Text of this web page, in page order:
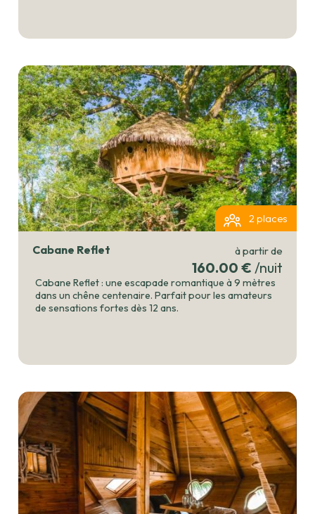
2 places
Cabane Reflet à partir de
160.00 € /nuit
Cabane Reflet : une escapade romantique à 9 mètres
dans un chêne centenaire. Parfait pour les amateurs
de sensations fortes dès 12 ans.